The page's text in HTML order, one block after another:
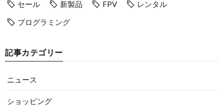
セール 新製品 FPV
レンタル
プログラミング
記事カテゴリー
ニュース
ショッピング